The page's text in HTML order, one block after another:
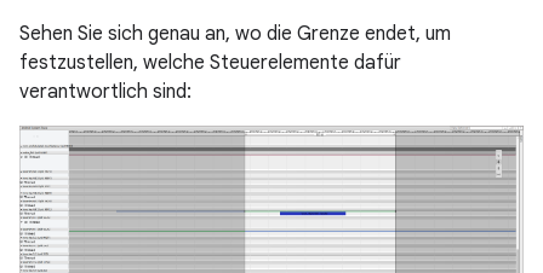
Sehen Sie sich genau an, wo die Grenze endet, um
festzustellen, welche Steuerelemente dafür
verantwortlich sind: